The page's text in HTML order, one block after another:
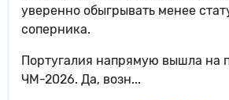
уверенно обыгрывать менее
соперника.
Португалия напрямую вышла на
ЧМ-2026. Да, возн...